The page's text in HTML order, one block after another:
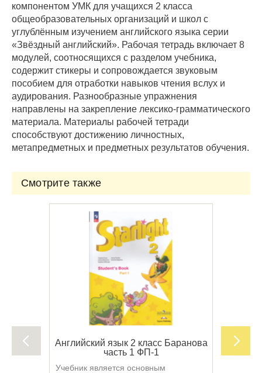
компонентом УМК для учащихся 2 класса
общеобразовательных организаций и школ с
углублённым изучением английского языка серии
«Звёздный английский». Рабочая тетрадь включает 8
модулей, соотносящихся с разделом учебника,
содержит стикеры и сопровождается звуковым
пособием для отработки навыков чтения вслух и
аудирования. Разнообразные упражнения
направлены на закрепление лексико-грамматического
материала. Материалы рабочей тетради
способствуют достижению личностных,
метапредметных и предметных результатов обучения.
Смотрите также
Английский язык 2 класс Баранова
часть 1 ФП-1
Учебник является основным